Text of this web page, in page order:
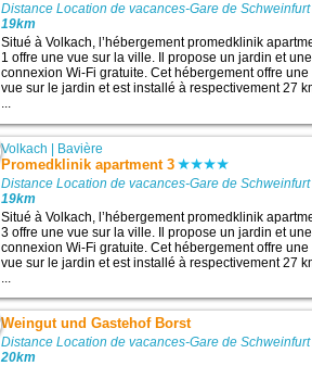
Distance Location de vacances-Gare de Schweinfurt
19km
Situé à Volkach, l’hébergement promedklinik
1 offre une vue sur la ville. Il propose un jardin et une
connexion Wi-Fi gratuite. Cet hébergement offre une
vue sur le jardin et est installé à respectivement 27
...
Volkach | Bavière
Promedklinik apartment 3
Distance Location de vacances-Gare de Schweinfurt
19km
Situé à Volkach, l’hébergement promedklinik
3 offre une vue sur la ville. Il propose un jardin et une
connexion Wi-Fi gratuite. Cet hébergement offre une
vue sur le jardin et est installé à respectivement 27
Weingut und Gastehof Borst
Distance Location de vacances-Gare de Schweinfurt
20km